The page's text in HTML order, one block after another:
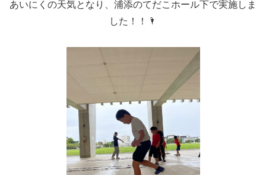
あいにくの天気となり、浦添のてだこホール下で実施しま
した！！🌂